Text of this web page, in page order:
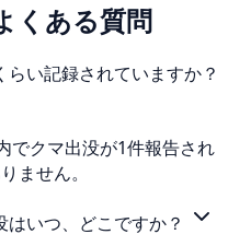
くある質問
い記録されていますか？
でクマ出没が1件報告され
ません。
いつ、どこですか？